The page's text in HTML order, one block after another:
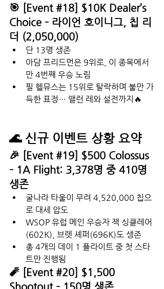
🎯 [Event #18 ] $10K Dealer’s
Choice – 라이언 호이니그, 칩 리
더 (2,050,000)
단 13명 생존
아담 프리드먼은 9위로, 이 종목에서
만 4번째 우승 노림
필 헬뮤스는 15위로 탈락하며 불만 가
득한 표정… 앨런 레와 설전까지🔥
🌊 신규 이벤트 상황 요약
🎉 [Event #19 ] $500 Colossus
– 1A Flight: 3,378명 중 410명
생존
굴나라 타울이 무려 4,520,000 칩으
로 대세 압도
WSOP 유럽 메인 우승자 잭 싱클레어
(602K), 브렛 셰퍼(696K)도 생존
총 4개의 데이 1 플라이트 중 첫 스타
트만 진행됨
🧨 [Event #20 ] $1,500